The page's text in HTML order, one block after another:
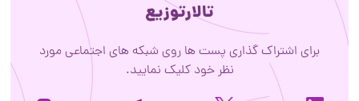
تالارتوزیع
برای اشتراک گذاری پست ها روی شبکه های اجتماعی مورد
نظر خود کلیک نمایید.